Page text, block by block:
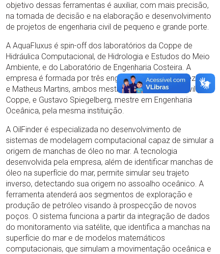
objetivo dessas ferramentas é auxiliar, com mais precisão,
na tomada de decisão e na elaboração e desenvolvimento
de projetos de engenharia civil de pequeno e grande porte.
A AquaFluxus é spin-off dos laboratórios da Coppe de
Hidráulica Computacional, de Hidrologia e Estudos do Meio
Ambiente, e do Laboratório de Engenharia Costeira. A
empresa é formada por três engenheiros: Osvaldo Rezende
e Matheus Martins, ambos mestres em Engenharia Civil pela
Coppe, e Gustavo Spiegelberg, mestre em Engenharia
Oceânica, pela mesma instituição.
A OilFinder é especializada no desenvolvimento de
sistemas de modelagem computacional capaz de simular a
origem de manchas de óleo no mar. A tecnologia
desenvolvida pela empresa, além de identificar manchas de
óleo na superfície do mar, permite simular seu trajeto
inverso, detectando sua origem no assoalho oceânico. A
ferramenta atenderá aos segmentos de exploração e
produção de petróleo visando à prospecção de novos
poços. O sistema funciona a partir da integração de dados
do monitoramento via satélite, que identifica a manchas na
superfície do mar e de modelos matemáticos
computacionais, que simulam a movimentação oceânica e